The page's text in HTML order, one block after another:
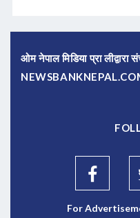
ओम नेपाल मिडिया प्रा लीद्वारा
For